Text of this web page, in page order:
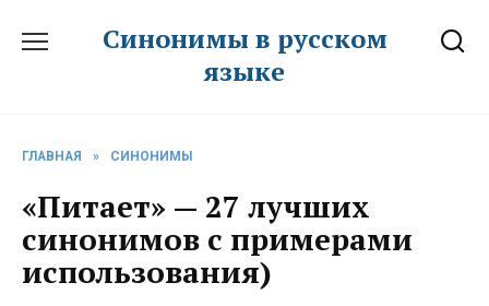
Синонимы в русском
языке
ГЛАВНАЯ » СИНОНИМЫ
«Питает» — 27 лучших
синонимов с примерами
использования)